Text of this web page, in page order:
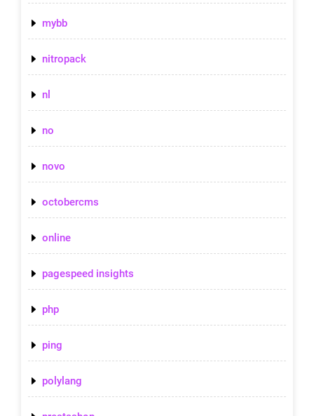
mybb
nitropack
nl
no
novo
octobercms
online
pagespeed insights
php
ping
polylang